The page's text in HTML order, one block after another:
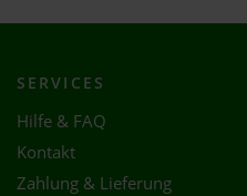
SERVICES
Hilfe & FAQ
Kontakt
Zahlung & Lieferung